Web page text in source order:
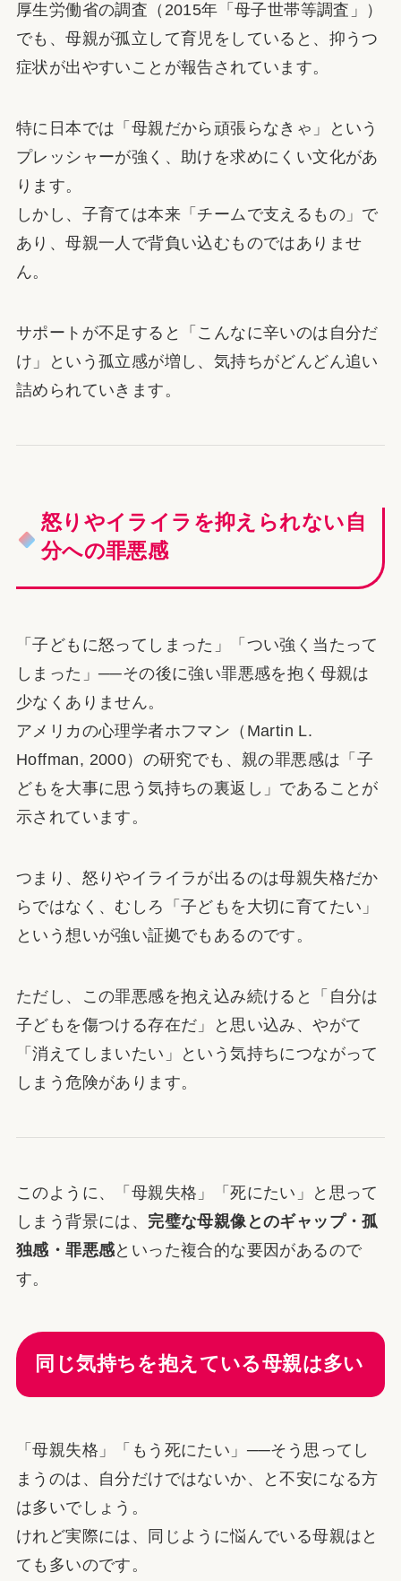
厚生労働省の調査（2015年「母子世帯等調査」）
でも、母親が孤立して育児をしていると、抑うつ
症状が出やすいことが報告されています。
特に日本では「母親だから頑張らなきゃ」という
プレッシャーが強く、助けを求めにくい文化があ
ります。
しかし、子育ては本来「チームで支えるもの」で
あり、母親一人で背負い込むものではありませ
ん。
サポートが不足すると「こんなに辛いのは自分だ
け」という孤立感が増し、気持ちがどんどん追い
詰められていきます。
怒りやイライラを抑えられない自
分への罪悪感
「子どもに怒ってしまった」「つい強く当たって
しまった」──その後に強い罪悪感を抱く母親は
少なくありません。
アメリカの心理学者ホフマン（Martin L.
Hoffman, 2000）の研究でも、親の罪悪感は「子
どもを大事に思う気持ちの裏返し」であることが
示されています。
つまり、怒りやイライラが出るのは母親失格だか
らではなく、むしろ「子どもを大切に育てたい」
という想いが強い証拠でもあるのです。
ただし、この罪悪感を抱え込み続けると「自分は
子どもを傷つける存在だ」と思い込み、やがて
「消えてしまいたい」という気持ちにつながって
しまう危険があります。
このように、「母親失格」「死にたい」と思って
しまう背景には、 完璧な母親像とのギャップ・孤
独感・罪悪感といった複合的な要因があるので
す。
同じ気持ちを抱えている母親は多い
「母親失格」「もう死にたい」──そう思ってし
まうのは、自分だけではないか、と不安になる方
は多いでしょう。
けれど実際には、同じように悩んでいる母親はと
ても多いのです。